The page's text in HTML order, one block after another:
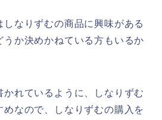
しなりずむの商品に興味がある
うか決めかねている方もいるか
かれているように、しなりずむ
なので、しなりずむの購入を